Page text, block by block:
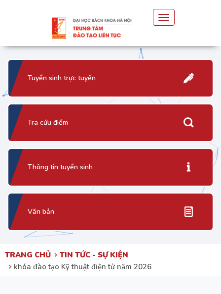
Toggle
Tuyển sinh trực tuyến
Tra cứu điểm
Thông tin tuyển sinh
Văn bản
TRANG CHỦ
TIN TỨC - SỰ KIỆN
khóa đào tạo Kỹ thuật điện tử năm 2026